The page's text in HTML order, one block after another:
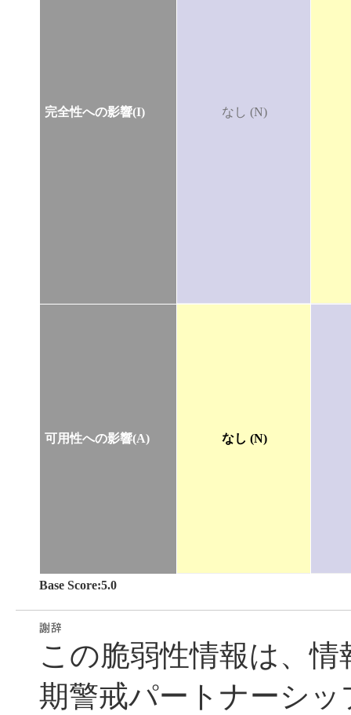
完全性への影響(I) なし (N)
可用性への影響(A) なし (N)
Base Score:5.0
この脆弱性情報は、
期警戒パートナーシ